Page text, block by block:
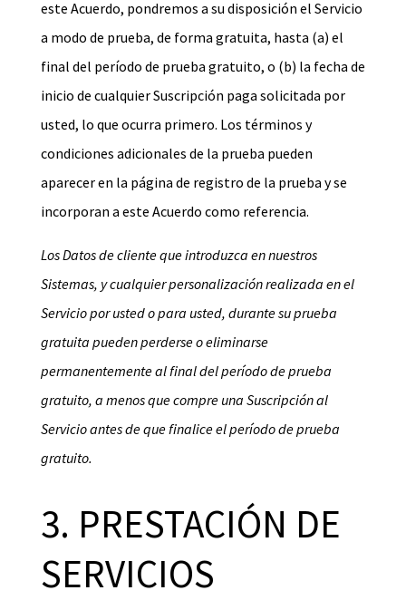
este Acuerdo, pondremos a su disposición el Servicio
a modo de prueba, de forma gratuita, hasta (a) el
final del período de prueba gratuito, o (b) la fecha de
inicio de cualquier Suscripción paga solicitada por
usted, lo que ocurra primero. Los términos y
condiciones adicionales de la prueba pueden
aparecer en la página de registro de la prueba y se
incorporan a este Acuerdo como referencia.
Los Datos de cliente que introduzca en nuestros
Sistemas, y cualquier personalización realizada en el
Servicio por usted o para usted, durante su prueba
gratuita pueden perderse o eliminarse
permanentemente al final del período de prueba
gratuito, a menos que compre una Suscripción al
Servicio antes de que finalice el período de prueba
gratuito.
3. PRESTACIÓN DE
SERVICIOS